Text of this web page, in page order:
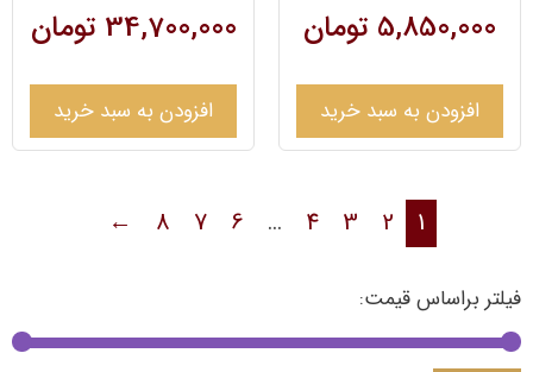
فیلتر براساس قیمت:
5,850,000 تومان
افزودن به سبد خرید
34,700,000 تومان
افزودن به سبد خرید
1
2
3
4
…
6
7
8
←